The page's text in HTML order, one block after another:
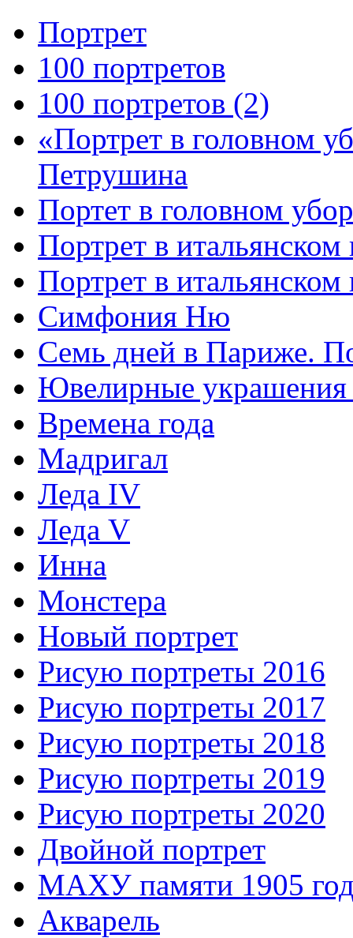
Портрет
100 портретов
100 портретов (2)
«Портрет в головном
Петрушина
Портет в головном
Портрет в
Портрет в
Симфония Ню
Семь дней в Париже.
Ювелирные украшения
Времена года
Мадригал
Леда IV
Леда V
Инна
Монстера
Новый портрет
Рисую портреты 2016
Рисую портреты 2017
Рисую портреты 2018
Рисую портреты 2019
Рисую портреты 2020
Двойной портрет
МАХУ памяти 1905
Акварель